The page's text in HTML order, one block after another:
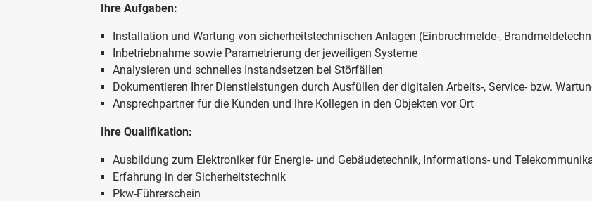
Ihre Aufgaben:
Installation und Wartung von sicherheitstechnischen Anlagen (Einbruchmelde-,
Inbetriebnahme sowie Parametrierung der jeweiligen Systeme
Analysieren und schnelles Instandsetzen bei Störfällen
Dokumentieren Ihrer Dienstleistungen durch Ausfüllen der digitalen Arbeits-, Service- bzw.
Ansprechpartner für die Kunden und lhre Kollegen in den Objekten vor Ort
Ihre Qualifikation:
Ausbildung zum Elektroniker für Energie- und Gebäudetechnik, Informations- und
Erfahrung in der Sicherheitstechnik
Pkw-Führerschein